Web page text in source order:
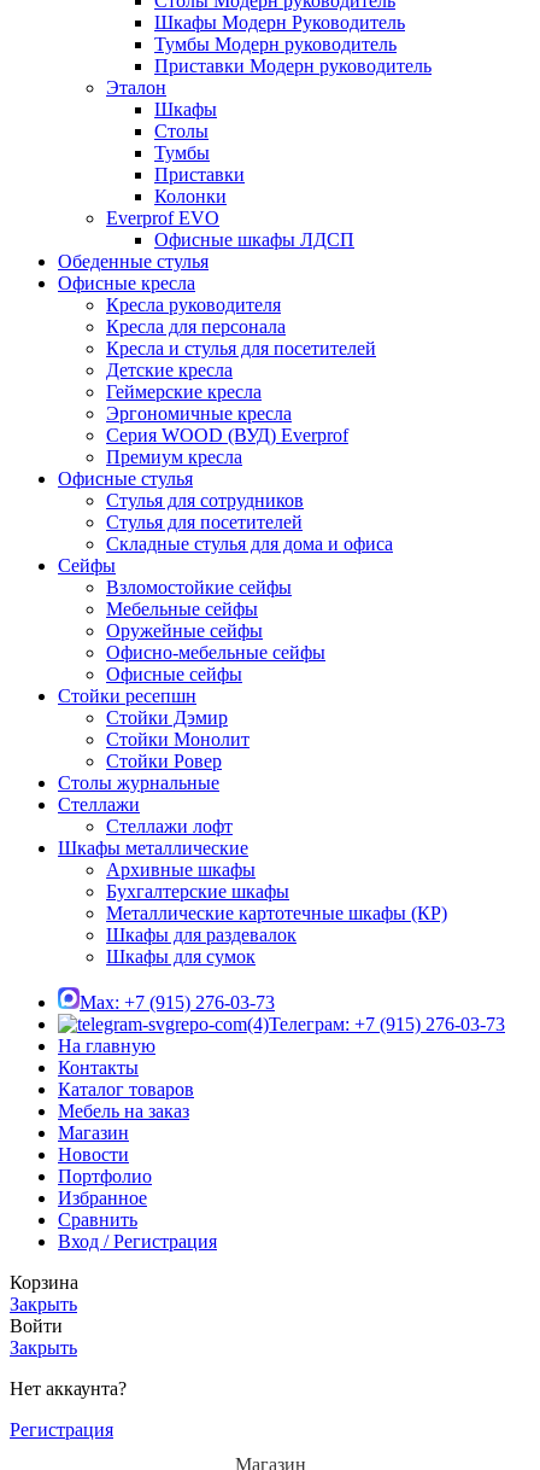
Шкафы Модерн Руководитель
Тумбы Модерн руководитель
Приставки Модерн руководитель
Эталон
Шкафы
Столы
Тумбы
Приставки
Колонки
Everprof EVO
Офисные шкафы ЛДСП
Обеденные стулья
Офисные кресла
Кресла руководителя
Кресла для персонала
Кресла и стулья для посетителей
Детские кресла
Геймерские кресла
Эргономичные кресла
Серия WOOD (ВУД) Everprof
Премиум кресла
Офисные стулья
Стулья для сотрудников
Стулья для посетителей
Складные стулья для дома и офиса
Сейфы
Взломостойкие сейфы
Мебельные сейфы
Оружейные сейфы
Офисно-мебельные сейфы
Офисные сейфы
Стойки ресепшн
Стойки Дэмир
Стойки Монолит
Стойки Ровер
Столы журнальные
Стеллажи
Стеллажи лофт
Шкафы металлические
Архивные шкафы
Бухгалтерские шкафы
Металлические картотечные шкафы (КР)
Шкафы для раздевалок
Шкафы для сумок
Max: +7 (915) 276-03-73
Телеграм: +7 (915) 276-03-73
На главную
Контакты
Каталог товаров
Мебель на заказ
Магазин
Новости
Портфолио
Избранное
Сравнить
Вход / Регистрация
Корзина
Закрыть
Войти
Закрыть
Нет аккаунта?
Регистрация
Магазин